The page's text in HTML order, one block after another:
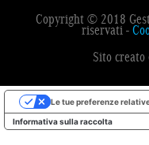
Copyright © 2018
riservati -
Sito creato
Informativa sulla raccolta
Le tue preferenze